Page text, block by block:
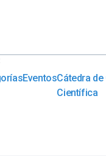
EventosCátedra de
Científica